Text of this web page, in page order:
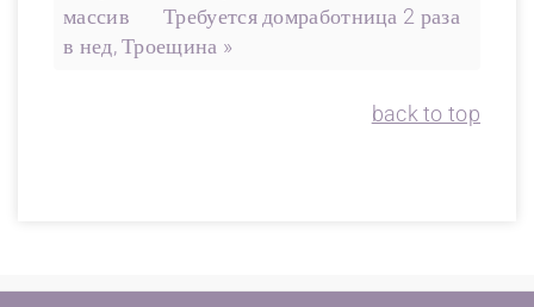
массив
Требуется домработница 2 раза
в нед, Троещина »
back to top